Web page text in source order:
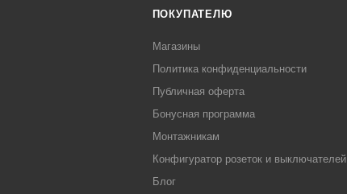
ПОКУПАТЕЛЮ
Магазины
Политика конфиденциальности
Публичная оферта
Бонусная программа
Монтажникам
Конфигуратор розеток и выключателей
Блог